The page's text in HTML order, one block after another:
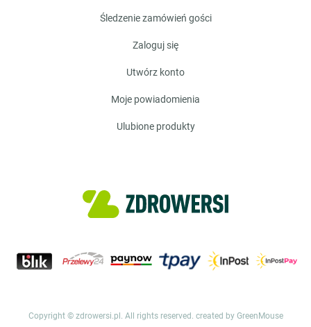
śledzenie zamówień gości
zaloguj się
utwórz konto
moje powiadomienia
ulubione produkty
Copyright © zdrowersi.pl. All rights reserved. created by GreenMouse